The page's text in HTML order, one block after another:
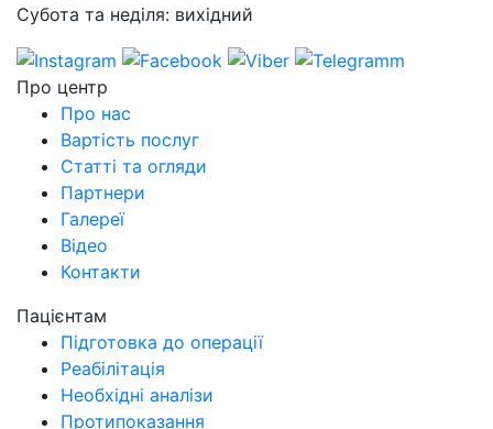
Субота та неділя: вихідний
Про центр
Про нас
Вартість послуг
Cтатті та огляди
Партнери
Галереї
Відео
Контакти
Пацієнтам
Підготовка до операції
Реабілітація
Необхідні аналізи
Протипоказання